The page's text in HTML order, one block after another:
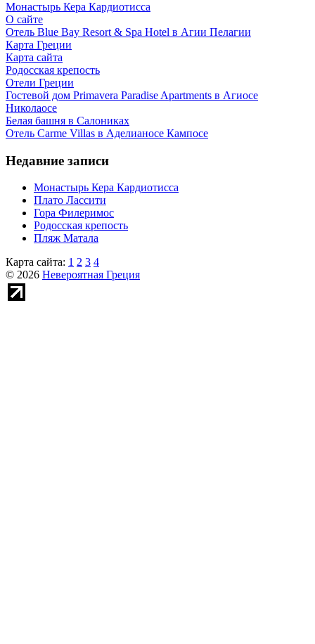
Монастырь Кера Кардиотисса
О сайте
Отель Blue Bay Resort & Spa Hotel в Агии Пелагии
Карта Греции
Карта сайта
Родосская крепость
Отели Греции
Гостевой дом Primavera Paradise Apartments в Агиосе
Николаосе
Белая башня в Салониках
Отель Carme Villas в Аделианосе Кампосе
Недавние записи
Монастырь Кера Кардиотисса
Плато Лассити
Гора Филеримос
Родосская крепость
Пляж Матала
Карта сайта: 1 2 3 4
© 2026 Невероятная Греция